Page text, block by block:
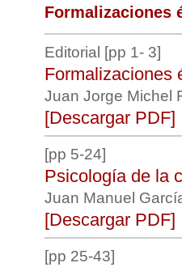
Formalizaciones
Editorial [pp 1- 3]
Formalizaciones
Juan Jorge Michel
[Descargar PDF]
[pp 5-24]
Psicología de la
Juan Manuel
[Descargar PDF]
[pp 25-43]